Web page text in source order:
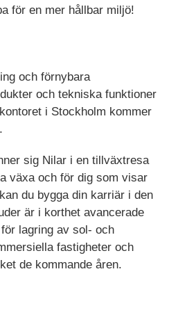
för en mer hållbar miljö!
och förnybara
och tekniska funktioner
i Stockholm kommer
sig Nilar i en tillväxtresa
växa och för dig som visar
du bygga din karriär i den
är i korthet avancerade
lagring av sol- och
fastigheter och
de kommande åren.